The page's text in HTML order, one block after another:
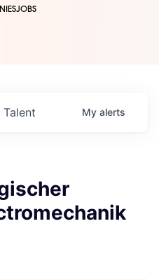
JOBS
Talent My alerts